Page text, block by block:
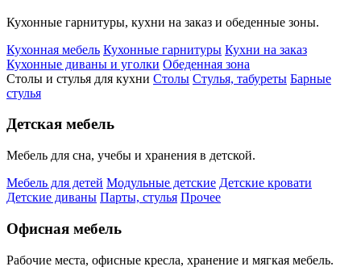
Кухонные гарнитуры, кухни на заказ и обеденные зоны.
Кухонная мебель Кухонные гарнитуры Кухни на заказ
Кухонные диваны и уголки Обеденная зона
Столы и стулья для кухни Столы Стулья, табуреты Барные
стулья
Детская мебель
Мебель для сна, учебы и хранения в детской.
Мебель для детей Модульные детские Детские кровати
Детские диваны Парты, стулья Прочее
Офисная мебель
Рабочие места, офисные кресла, хранение и мягкая мебель.